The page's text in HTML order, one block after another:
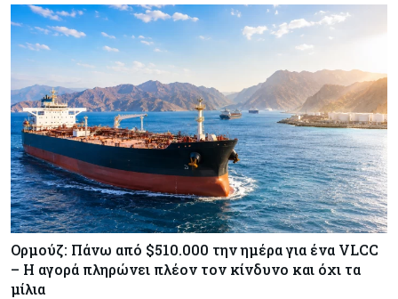
Κύπρος
Χορηγία €10.000 για υποτροφίες σε φοιτητές του
ΤΕΠΑΚ
Ορμούζ: Πάνω από $510.000 την ημέρα για ένα VLCC
– Η αγορά πληρώνει πλέον τον κίνδυνο και όχι τα
μίλια